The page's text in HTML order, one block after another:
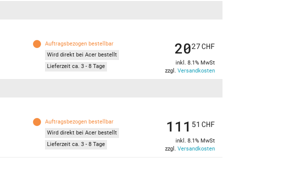
Auftragsbezogen bestellbar
Wird direkt bei Acer bestellt
Lieferzeit ca. 3 - 8 Tage
2027CHF
inkl. 8.1% MwSt
zzgl. Versandkosten
Auftragsbezogen bestellbar
Wird direkt bei Acer bestellt
Lieferzeit ca. 3 - 8 Tage
111 51 CHF
inkl. 8.1% MwSt
zzgl. Versandkosten